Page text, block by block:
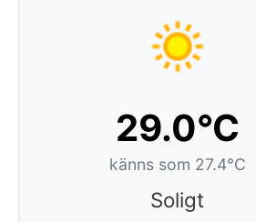
29.0°C
känns som 27.4°C
Soligt